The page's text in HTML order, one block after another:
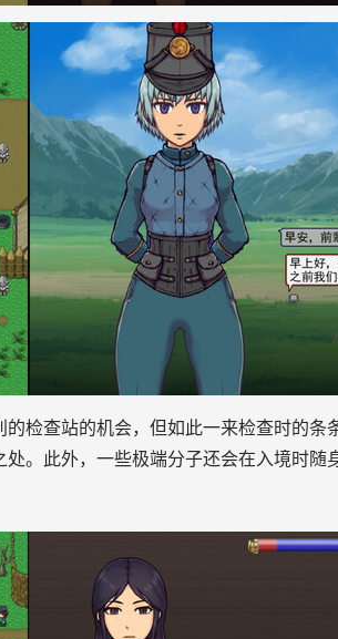
检查站的机会，但如此一来检查时的
。此外，一些极端分子还会在入境时